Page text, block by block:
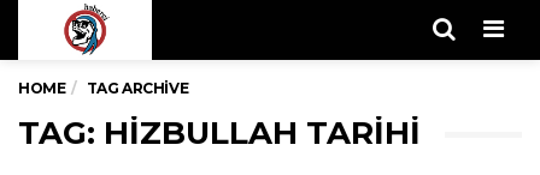
HOME TAG ARCHIVE
TAG: HIZBULLAH TARIHI